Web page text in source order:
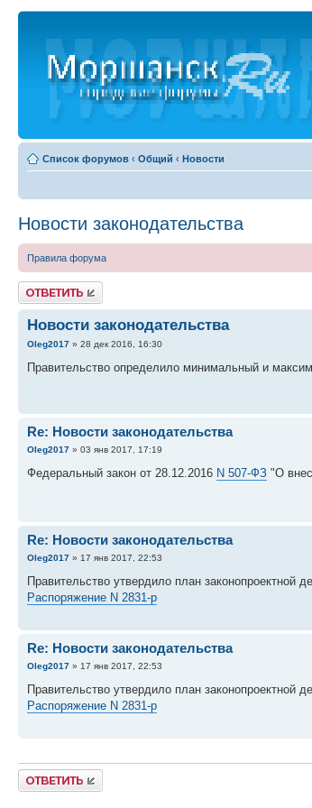
Список форумов ‹ Общий ‹ Новости
Новости законодательства
Правила форума
Ответить
Новости законодательства
Oleg2017 » 28 дек 2016, 16:30
Правительство определило минимальный и
Re: Новости законодательства
Oleg2017 » 03 янв 2017, 17:19
Федеральный закон от 28.12.2016 N 507-ФЗ "О
Re: Новости законодательства
Oleg2017 » 17 янв 2017, 22:53
Правительство утвердило план законопроектной
Распоряжение N 2831-р
Re: Новости законодательства
Oleg2017 » 17 янв 2017, 22:53
Правительство утвердило план законопроектной
Распоряжение N 2831-р
Ответить